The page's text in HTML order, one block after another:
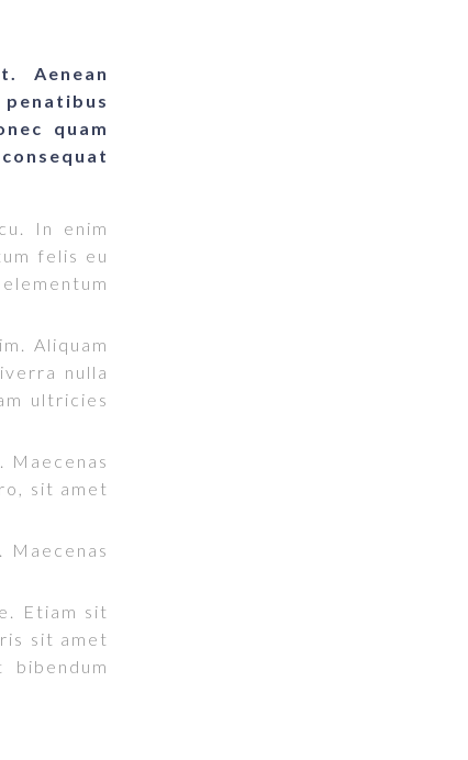
Aenean
penatibus
quam
In enim
felis eu
Aliquam
nulla
ultricies
Maecenas
sit amet
Etiam sit
sit amet